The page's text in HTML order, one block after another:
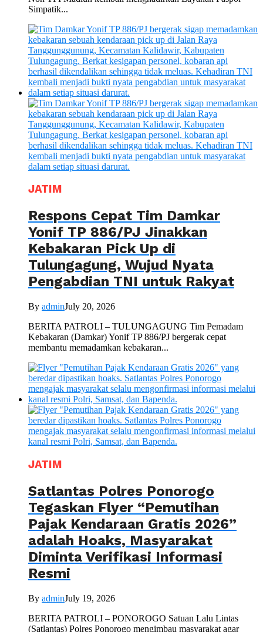
Simpatik...
JATIM
Respons Cepat Tim Damkar
Yonif TP 886/PJ Jinakkan
Kebakaran Pick Up di
Tulungagung, Wujud Nyata
Pengabdian TNI untuk Rakyat
By adminJuly 20, 2026
BERITA PATROLI – TULUNGAGUNG Tim Pemadam
Kebakaran (Damkar) Yonif TP 886/PJ bergerak cepat
membantu memadamkan kebakaran...
JATIM
Satlantas Polres Ponorogo
Tegaskan Flyer “Pemutihan
Pajak Kendaraan Gratis 2026”
adalah Hoaks, Masyarakat
Diminta Verifikasi Informasi
Resmi
By adminJuly 19, 2026
BERITA PATROLI – PONOROGO Satuan Lalu Lintas
(Satlantas) Polres Ponorogo mengimbau masyarakat agar